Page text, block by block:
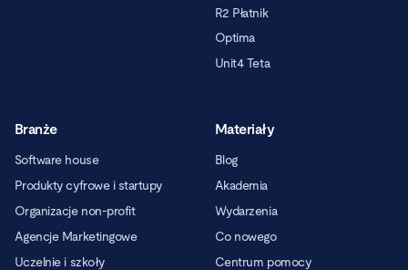
R2 Płatnik
Optima
Unit4 Teta
Branże
Software house
Produkty cyfrowe i startupy
Organizacje non-profit
Agencje Marketingowe
Uczelnie i szkoły
Materiały
Blog
Akademia
Wydarzenia
Co nowego
Centrum pomocy